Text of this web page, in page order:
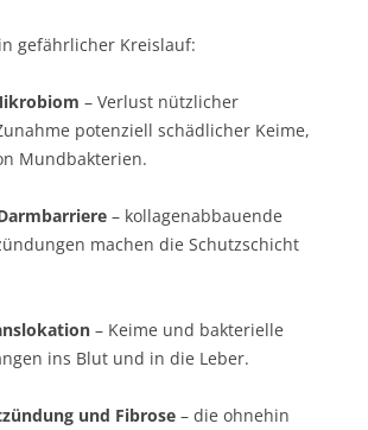
gefährlicher Kreislauf:
– Verlust nützlicher
potenziell schädlicher Keime,
Mundbakterien.
– kollagenabbauende
machen die Schutzschicht
– Keime und bakterielle
ins Blut und in die Leber.
und Fibrose – die ohnehin